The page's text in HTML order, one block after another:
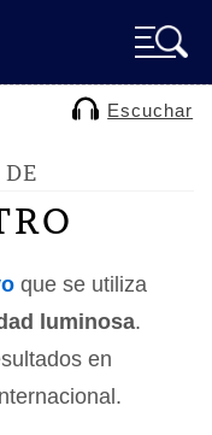
Escuchar
que se utiliza
luminosa.
en